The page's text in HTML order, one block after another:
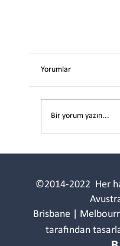
Yorumlar
Bir yorum yazın...
©2014-2022 Her
Brisbane |
tarafından